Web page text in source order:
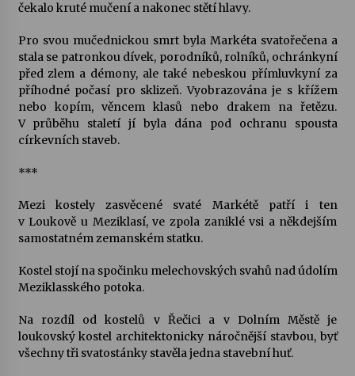
17. 7. 2026
Ozvěny prázdnin
14. 7. 2026
Varhanní recitál Michala Novenka v Klášteře
3. 7. 2026
30. 6. 2026
čekalo kruté mučení a nakonec stětí hlavy.
Pro svou mučednickou smrt byla Markéta svatořečena a
stala se patronkou dívek, porodníků, rolníků, ochránkyní
před zlem a démony, ale také nebeskou přímluvkyní za
příhodné počasí pro sklizeň. Vyobrazována je s křížem
nebo kopím, věncem klasů nebo drakem na řetězu.
V průběhu staletí jí byla dána pod ochranu spousta
církevních staveb.
***
Mezi kostely zasvěcené svaté Markétě patří i ten
v Loukově u Meziklasí, ve zpola zaniklé vsi a někdejším
samostatném zemanském statku.
Kostel stojí na spočinku melechovských svahů nad údolím
Meziklasského potoka.
Na rozdíl od kostelů v Řečici a v Dolním Městě je
loukovský kostel architektonicky náročnější stavbou, byť
všechny tři svatostánky stavěla jedna stavební huť.